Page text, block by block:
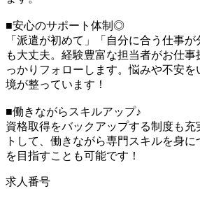
■安心のサポート体制◎
「派遣が初めて」「自分に合う仕事
も大丈夫。経験豊富な担当者がお仕
っかりフォローします。悩みや不安
境が整っています！
■働きながらスキルアップ♪
資格取得をバックアップする制度も
トして、働きながら専門スキルを身
を目指すことも可能です！
求人番号